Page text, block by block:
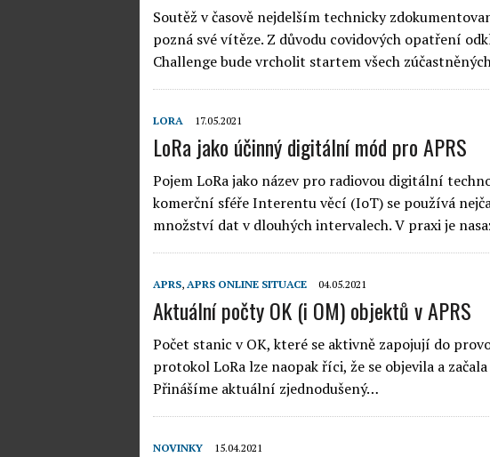
Soutěž v časově nejdelším technicky
pozná své vítěze. Z důvodu covidových opatření
Challenge bude vrcholit startem všech
LORA 17.05.2021
LoRa jako účinný digitální mód pro APRS
Pojem LoRa jako název pro radiovou digitální
komerční sféře Interentu věcí (IoT) se používá
množství dat v dlouhých intervalech. V praxi je
APRS, APRS ONLINE SITUACE 04.05.2021
Aktuální počty OK (i OM) objektů v APRS
Počet stanic v OK, které se aktivně zapojují do
protokol LoRa lze naopak říci, že se objevila a
Přinášíme aktuální zjednodušený…
NOVINKY 15.04.2021